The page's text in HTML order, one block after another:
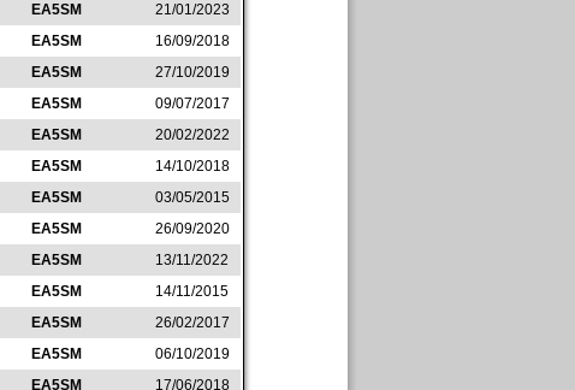
EA5SM
21/01/2023
EA5SM
16/09/2018
EA5SM
27/10/2019
EA5SM
09/07/2017
EA5SM
20/02/2022
EA5SM
14/10/2018
EA5SM
03/05/2015
EA5SM
26/09/2020
EA5SM
13/11/2022
EA5SM
14/11/2015
EA5SM
26/02/2017
EA5SM
06/10/2019
EA5SM 17/06/2018